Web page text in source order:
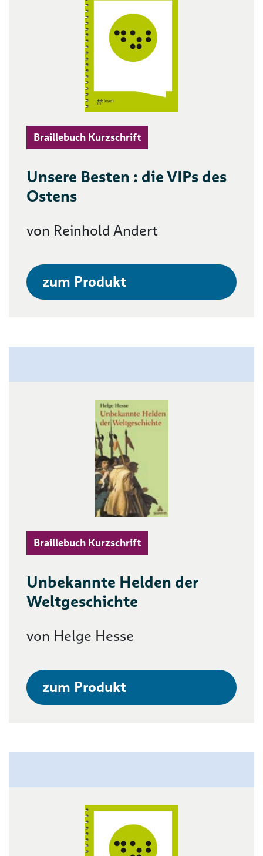
Braillebuch Kurzschrift
Unsere Besten : die VIPs des
Ostens
von Reinhold Andert
zum Produkt
Braillebuch Kurzschrift
Unbekannte Helden der
Weltgeschichte
von Helge Hesse
zum Produkt